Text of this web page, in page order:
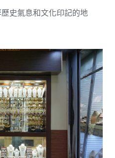
史氣息和文化印記的地